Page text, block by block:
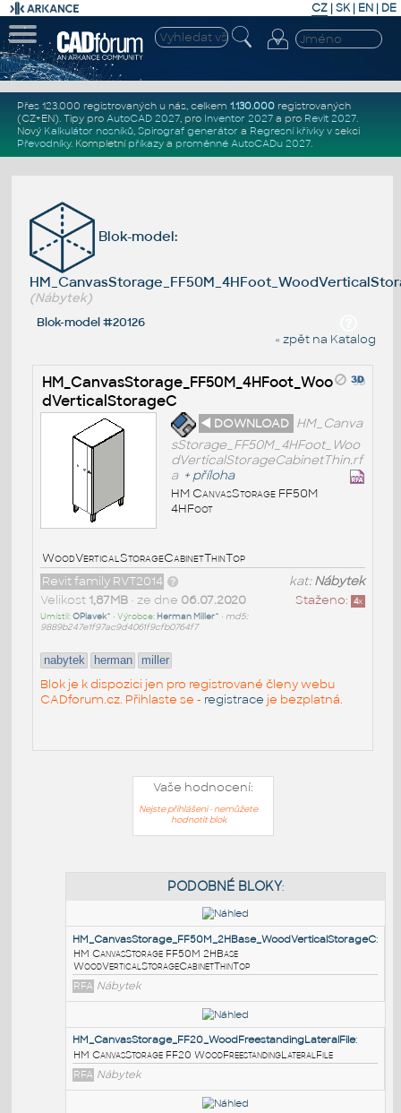
CZ | SK| EN | DE
Přes 123.000 registrovaných u nás, celkem 1.130.000registrovaných
(CZ+EN). Tipy pro AutoCAD 2027, pro Inventor 2027a pro Revit 2027.
Nový Kalkulátor nosníků, Spirograf generátor a Regresní křivkyv sekci
Převodníky. Kompletní příkazya proměnné AutoCADu 2027.
Blok-model:
(Nábytek)
Blok-model #20126
« zpět na Katalog
HM_CanvasStorage_FF50M_4HFoot_Woo
dVerticalStorageC
◄ DOWNLOAD HM_Canva
sStorage_FF50M_4HFoot_Woo
dVerticalStorageCabinetThin.rf
a + příloha
HM CanvasStorage FF50M
4HFoot
WoodVerticalStorageCabinetThinTop
kat:Nábytek
Revit family RVT2014
Staženo: 4x
Velikost 1,87MB• ze dne 06.07.2020
Umístil:OPlavek^ • Výrobce: Herman Miller^ • md5:
9889b247e1f97ac9d4061f9cfb0764f7
nabytek herman miller
Blok je k dispozici jen pro registrované členy webu
CADforum.cz. Přihlaste se - registrace je bezplatná.
Vaše hodnocení:
Nejste přihlášeni - nemůžete
hodnotit blok
PODOBNÉ BLOKY: